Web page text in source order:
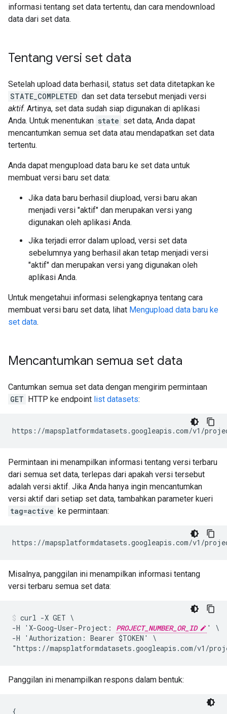
informasi tentang set data tertentu, dan cara mendownload
data dari set data.
Tentang versi set data
Setelah upload data berhasil, status set data ditetapkan ke
STATE_COMPLETED dan set data tersebut menjadi versi
aktif. Artinya, set data sudah siap digunakan di aplikasi
Anda. Untuk menentukan state set data, Anda dapat
mencantumkan semua set data atau mendapatkan set data
tertentu.
Anda dapat mengupload data baru ke set data untuk
membuat versi baru set data:
Jika data baru berhasil diupload, versi baru akan
menjadi versi "aktif" dan merupakan versi yang
digunakan oleh aplikasi Anda.
Jika terjadi error dalam upload, versi set data
sebelumnya yang berhasil akan tetap menjadi versi
"aktif" dan merupakan versi yang digunakan oleh
aplikasi Anda.
Untuk mengetahui informasi selengkapnya tentang cara
membuat versi baru set data, lihat Mengupload data baru ke
set data.
Mencantumkan semua set data
Cantumkan semua set data dengan mengirim permintaan
GET HTTP ke endpoint list datasets:
https://mapsplatformdatasets.googleapis.com/v1/
Permintaan ini menampilkan informasi tentang versi terbaru
dari semua set data, terlepas dari apakah versi tersebut
adalah versi aktif. Jika Anda hanya ingin mencantumkan
versi aktif dari setiap set data, tambahkan parameter kueri
tag=active ke permintaan:
https://mapsplatformdatasets.googleapis.com/v1/
Misalnya, panggilan ini menampilkan informasi tentang
versi terbaru semua set data:
curl -X GET \
-H 'X-Goog-User-Project: PROJECT_NUMBER_OR_ID
' \
-H 'Authorization: Bearer $TOKEN' \
"https://mapsplatformdatasets.googleapis.com/v1/
Panggilan ini menampilkan respons dalam bentuk:
{